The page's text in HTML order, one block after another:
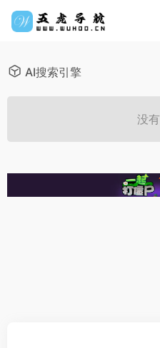
AI搜索引擎
没